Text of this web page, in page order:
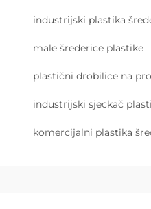
industrijski plastika
male šrederice plastike
plastični drobilice na
industrijski sjeckač
komercijalni plastika